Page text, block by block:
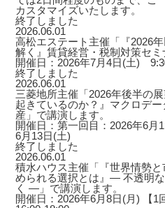
カスタマイズいたします。
終了しました
2026.06.01
高松エステート主催「『2026
解く』賃貸経営・税制対策セミ
開催日：2026年7月4日(土)
終了しました
2026.06.01
三菱地所主催「2026年後半の
起きているのか？』マクロデ
産」で講演します。
開催日：第一回目：2026年6
6月13日(土)
終了しました
2026.06.01
積水ハウス主催「『世界情勢
められる選択とは』― 不透明
く ―」で講演します。
開催日：2026年6月8日(月) 【1